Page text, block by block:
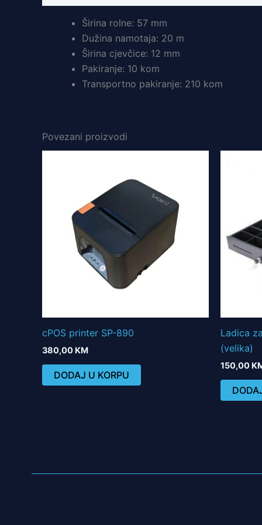
Širina rolne: 57 mm
Dužina namotaja: 20 m
Širina cjevčice: 12 mm
Pakiranje: 10 kom
Transportno pakiranje: 210 kom
Povezani proizvodi
cPOS printer SP-890
380,00 KM
DODAJ U KORPU
Ladica
(velika)
150,00